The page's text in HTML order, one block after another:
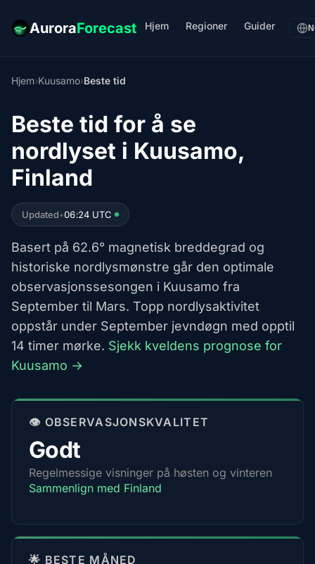
AuroraForecast Hjem Regioner Guider
Hjem›Kuusamo›Beste tid
Beste tid for å se
nordlyset i Kuusamo,
Finland
Updated•06:24 UTC
Basert på 62.6° magnetisk breddegrad og
historiske nordlysmønstre går den optimale
observasjonssesongen i Kuusamo fra
September til Mars. Topp nordlysaktivitet
oppstår under September jevndøgn med opptil
14 timer mørke. Sjekk kveldens prognose for
Kuusamo →
👁️ OBSERVASJONSKVALITET
Godt
Regelmessige visninger på høsten og vinteren
Sammenlign med Finland
🌟 BESTE MÅNED